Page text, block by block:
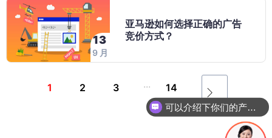
13
9 月
亚马逊如何选择正确的广告
竞价方式？
1 2 3 ... 14
可以介绍下你们的产品么